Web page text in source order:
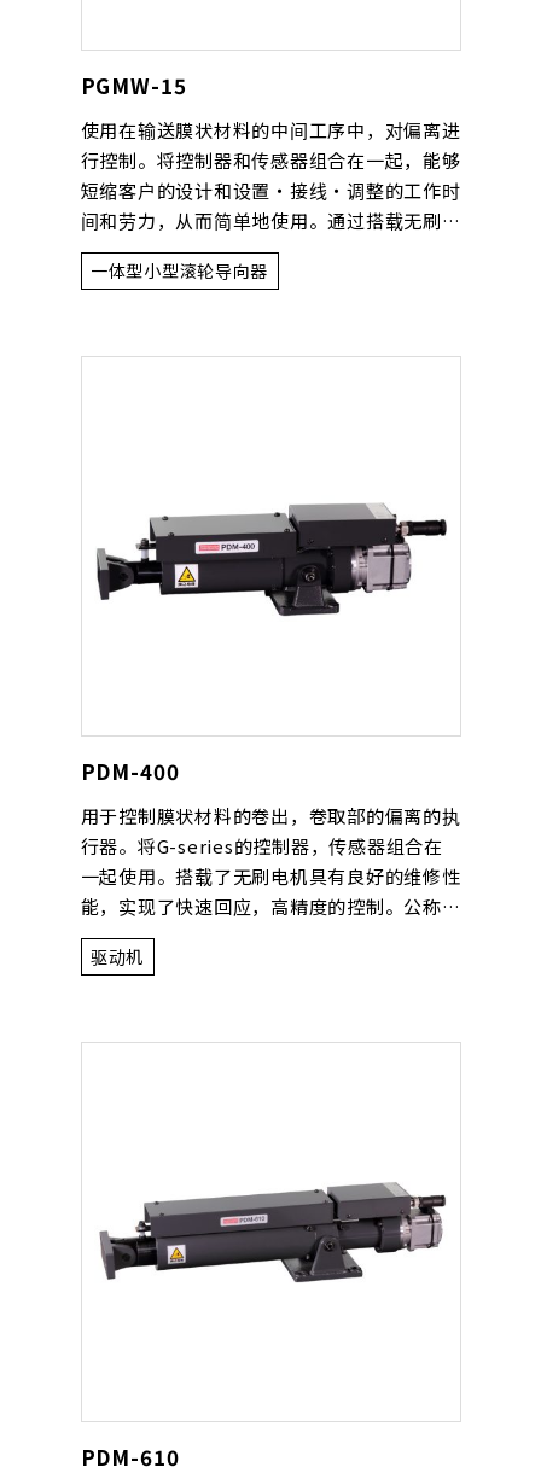
PGMW-15
使用在输送膜状材料的中间工序中，对偏离进
行控制。将控制器和传感器组合在一起，能够
短缩客户的设计和设置・接线・调整的工作时
间和劳力，从而简单地使用。通过搭载无刷电
机具有良好的维修性能，实现了快速回应，高
精度的控制。适用于宽度600mm以下的比较
一体型小型滚轮导向器
PDM-400
用于控制膜状材料的卷出，卷取部的偏离的执
行器。将G-series的控制器，传感器组合在
一起使用。搭载了无刷电机具有良好的维修性
能，实现了快速回应，高精度的控制。公称重
量是1000kg。
驱动机
PDM-610